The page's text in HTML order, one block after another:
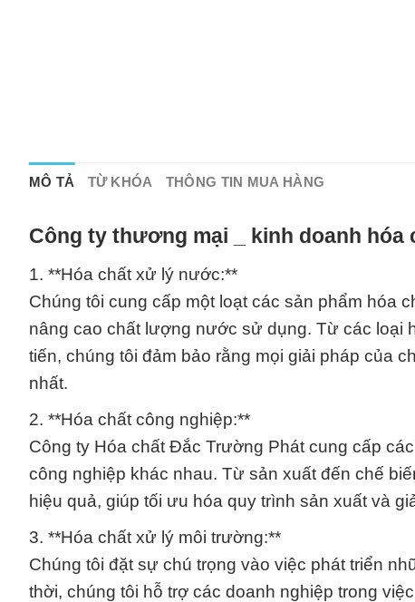
MÔ TẢ TỪ KHÓA THÔNG TIN MUA HÀNG
Công ty thương mại _ kinh doanh hóa
1. **Hóa chất xử lý nước:**
Chúng tôi cung cấp một loạt các sản phẩm hóa
nâng cao chất lượng nước sử dụng. Từ các loại
tiến, chúng tôi đảm bảo rằng mọi giải pháp của
nhất.
2. **Hóa chất công nghiệp:**
Công ty Hóa chất Đắc Trường Phát cung cấp
công nghiệp khác nhau. Từ sản xuất đến chế
hiệu quả, giúp tối ưu hóa quy trình sản xuất và
3. **Hóa chất xử lý môi trường:**
Chúng tôi đặt sự chú trọng vào việc phát triển
thời, chúng tôi hỗ trợ các doanh nghiệp trong